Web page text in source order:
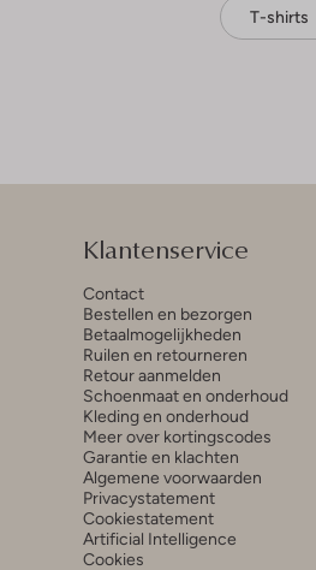
T-shirts
Klantenservice
Contact
Bestellen en bezorgen
Betaalmogelijkheden
Ruilen en retourneren
Retour aanmelden
Schoenmaat en onderhoud
Kleding en onderhoud
Meer over kortingscodes
Garantie en klachten
Algemene voorwaarden
Privacystatement
Cookiestatement
Artificial Intelligence
Cookies